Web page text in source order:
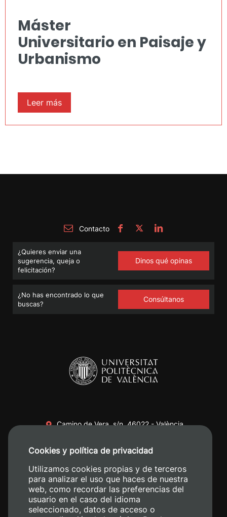
Máster
Universitario en Paisaje y
Urbanismo
Leer más
Contacto
¿Quieres enviar una
sugerencia, queja o
felicitación?
Dinos qué opinas
¿No has encontrado lo que
buscas?
Consúltanos
Camino de Vera, s/n. 46022 - València
+34 620 04 00 50
Cookies y política de privacidad
Utilizamos cookies propias y de terceros
para analizar el uso que haces de nuestra
web, como recordar las preferencias del
usuario en el caso del idioma
seleccionado, datos de acceso o